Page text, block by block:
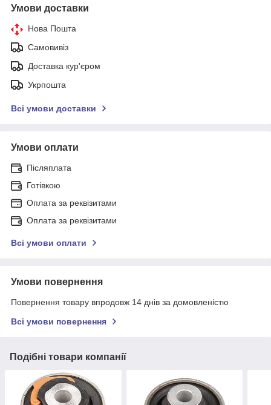
Умови доставки
Нова Пошта
Самовивіз
Доставка кур'єром
Укрпошта
Всі умови доставки
Умови оплати
Післяплата
Готівкою
Оплата за реквізитами
Оплата за реквізитами
Всі умови оплати
Умови повернення
Повернення товару впродовж 14 днів за домовленістю
Всі умови повернення
Подібні товари компанії